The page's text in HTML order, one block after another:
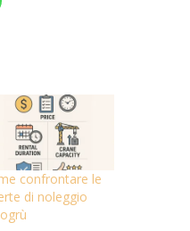
confrontare le
di noleggio